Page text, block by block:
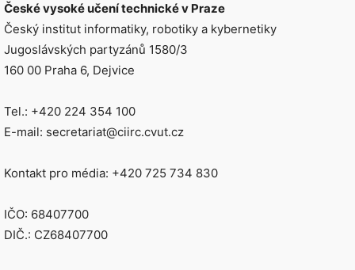
České vysoké učení technické v Praze
Český institut informatiky, robotiky a kybernetiky
Jugoslávských partyzánů 1580/3
160 00 Praha 6, Dejvice
Tel.: +420 224 354 100
E-mail: secretariat@ciirc.cvut.cz
Kontakt pro média: +420 725 734 830
IČO: 68407700
DIČ.: CZ68407700